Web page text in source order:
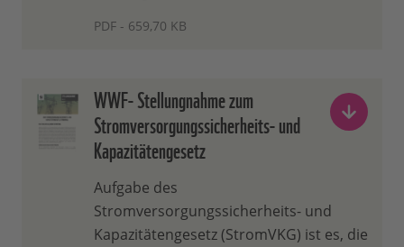
PDF - 659,70 KB
WWF- Stellungnahme zum
Stromversorgungssicherheits- und
Kapazitätengesetz
Aufgabe des
Stromversorgungssicherheits- und
Kapazitätengesetz (StromVKG) ist es, die